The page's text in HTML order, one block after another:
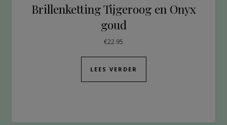
Brillenketting Tijgeroog en Onyx
goud
€22.95
LEES VERDER